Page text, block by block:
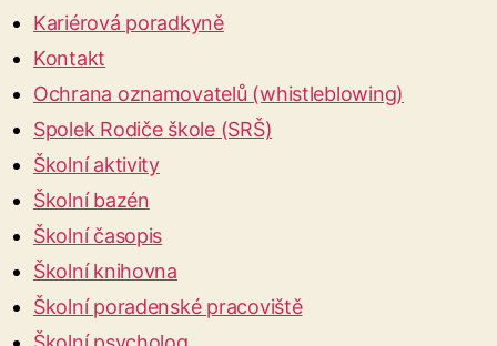
Kariérová poradkyně
Kontakt
Ochrana oznamovatelů (whistleblowing)
Spolek Rodiče škole (SRŠ)
Školní aktivity
Školní bazén
Školní časopis
Školní knihovna
Školní poradenské pracoviště